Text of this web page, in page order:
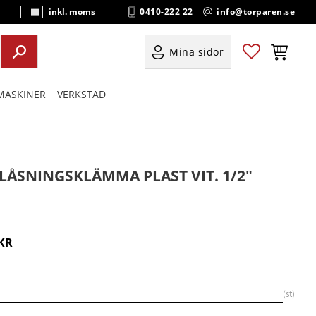
P
ri
s
e
vi
inkl. moms 0410-222 22 info@torparen.se
Mina sidor Favoriter
VERKSTAD
PLAST VIT. 1/2"
st